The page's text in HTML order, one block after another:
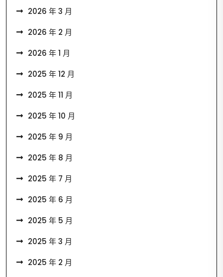
2026 年 3 月
2026 年 2 月
2026 年 1 月
2025 年 12 月
2025 年 11 月
2025 年 10 月
2025 年 9 月
2025 年 8 月
2025 年 7 月
2025 年 6 月
2025 年 5 月
2025 年 3 月
2025 年 2 月